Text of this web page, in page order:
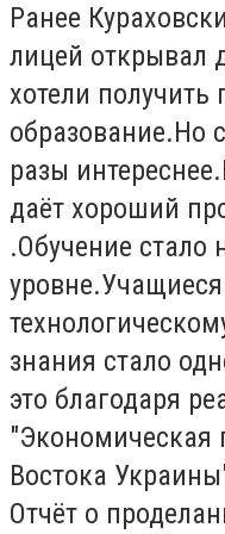
Ранее
лицей открывал
хотели
образование.Но
разы
даёт хороший
.Обучение стало
знания стало
это благодаря
"Экономическая
Востока
Отчёт о